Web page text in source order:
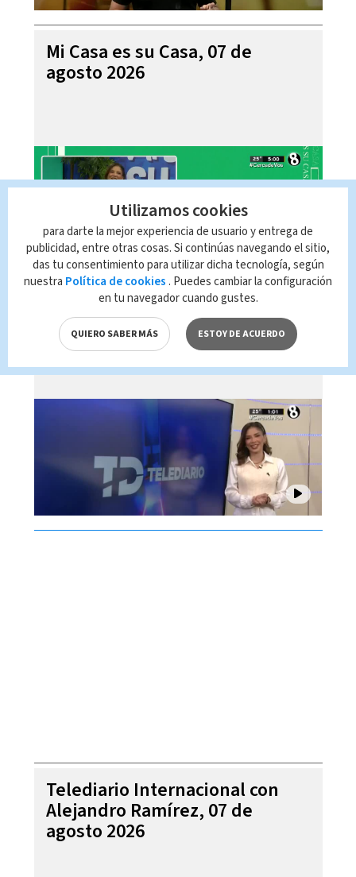
Mi Casa es su Casa, 07 de
agosto 2026
Telediario En Directo con Paula
Brenes, 07 de agosto 2026
Telediario Internacional con
Alejandro Ramírez, 07 de
agosto 2026
Utilizamos cookies
para darte la mejor experiencia de usuario y entrega de
publicidad, entre otras cosas. Si continúas navegando el sitio,
das tu consentimiento para utilizar dicha tecnología, según
nuestra Política de cookies . Puedes cambiar la configuración
en tu navegador cuando gustes.
QUIERO SABER MÁS ESTOY DE ACUERDO